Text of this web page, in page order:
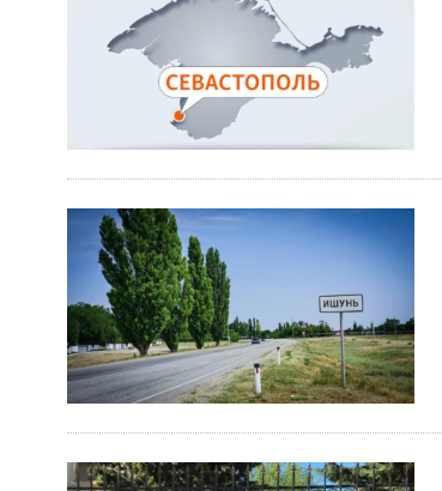
КРЫМ.НЕПОКОРЕННЫЙ
УКРАИНСКАЯ ПРОБЛЕМА КРЫМА